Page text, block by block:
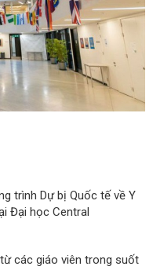
trình Dự bị Quốc tế về Y
Đại học Central
các giáo viên trong suốt